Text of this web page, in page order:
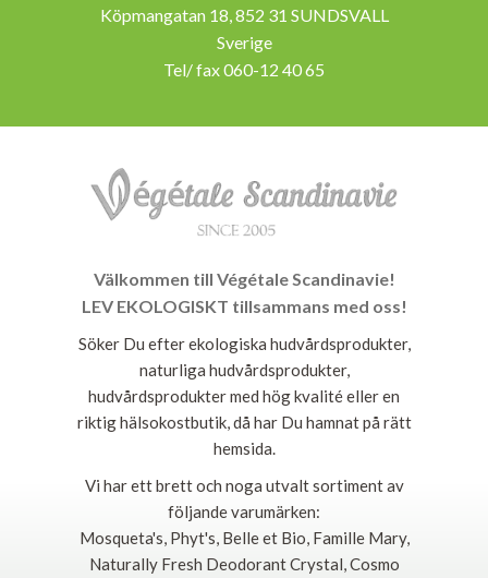
Köpmangatan 18, 852 31 SUNDSVALL
Sverige
Tel/ fax 060-12 40 65
Välkommen till Végétale Scandinavie!
LEV EKOLOGISKT tillsammans med oss!
Söker Du efter ekologiska hudvårdsprodukter,
naturliga hudvårdsprodukter,
hudvårdsprodukter med hög kvalité eller en
riktig hälsokostbutik, då har Du hamnat på rätt
hemsida.
Vi har ett brett och noga utvalt sortiment av
följande varumärken:
Mosqueta's, Phyt's, Belle et Bio, Famille Mary,
Naturally Fresh Deodorant Crystal, Cosmo